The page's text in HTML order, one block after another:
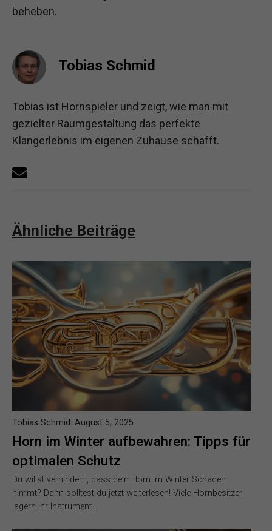
beheben.
Tobias Schmid
Tobias ist Hornspieler und zeigt, wie man mit
gezielter Raumgestaltung das perfekte
Klangerlebnis im eigenen Zuhause schafft.
Ähnliche Beiträge
Horn im Winter aufbewahren: Tipps für
optimalen Schutz
Tobias Schmid August 5, 2025
Du willst verhindern, dass dein Horn im Winter Schaden
nimmt? Dann solltest du jetzt weiterlesen! Viele Hornbesitzer
lagern ihr Instrument…